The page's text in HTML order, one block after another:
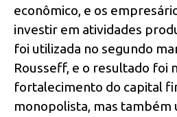
econômico, e os
investir em atividades
foi utilizada no segundo
Rousseff, e o resultado foi
fortalecimento do capital
monopolista, mas também